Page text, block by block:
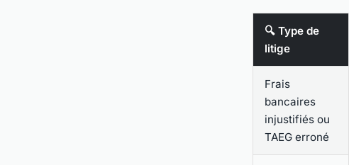
🔍 Type de
litige
Frais
bancaires
injustifiés ou
TAEG erroné